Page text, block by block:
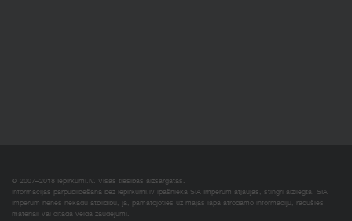
© 2007–2018 Iepirkumi.lv. Visas tiesības aizsargātas.
Informācijas pārpublicēšana bez iepirkumi.lv īpašnieka SIA Imperum atļaujas, stingri aizliegta. SIA
Imperum nenes nekādu atbildību, ja, pamatojoties uz mājas lapā atrodamo informāciju, radušies
materiāli vai citāda veida zaudējumi.